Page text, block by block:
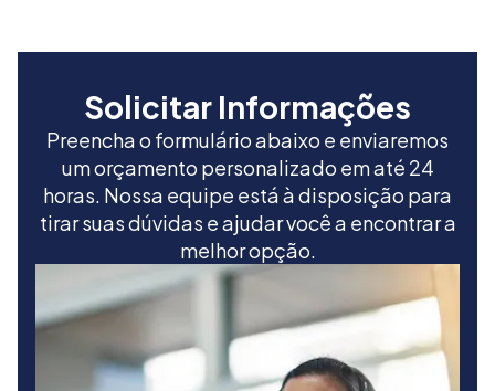
Solicitar Informações
Preencha o formulário abaixo e enviaremos
um orçamento personalizado em até 24
horas. Nossa equipe está à disposição para
tirar suas dúvidas e ajudar você a encontrar a
melhor opção.